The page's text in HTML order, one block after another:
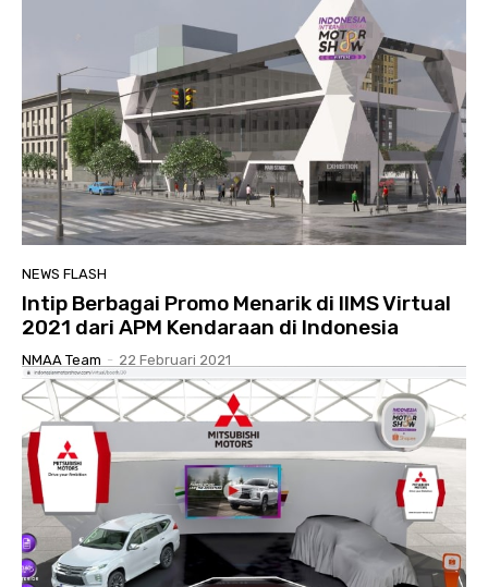
NEWS FLASH
Intip Berbagai Promo Menarik di IIMS Virtual
2021 dari APM Kendaraan di Indonesia
NMAA Team - 22 Februari 2021